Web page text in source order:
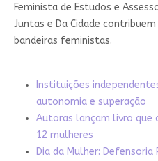
Feminista de Estudos e
Juntas e Da Cidade
bandeiras feministas.
Instituições
autonomia e superação
Autoras lançam livro que
12 mulheres
Dia da Mulher: